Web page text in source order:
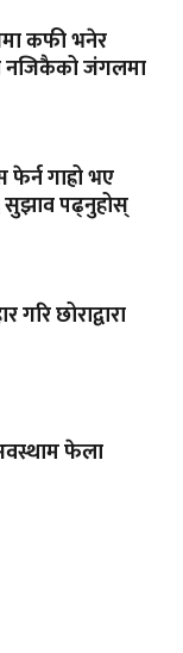
कफी भनेर
नजिकैको जंगलमा
गाह्रो भए
सुझाव पढ्नुहोस्
गरि छोराद्वारा
फेला